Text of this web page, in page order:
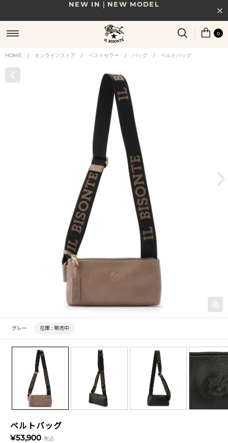
贈る相手やシーンから選べる、新しいギフトガイド
NEW IN｜COLOR LEATHER
0
HOME | オンラインストア / ベストセラー / バッグ / ベルトバッグ
ベルトバッグ
¥53,900 税込
グレー 在庫 : 販売中